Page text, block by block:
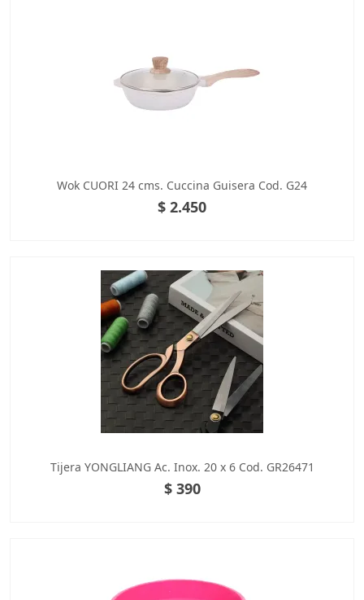
Wok CUORI 24 cms. Cuccina Guisera Cod. G24
$ 2.450
Tijera YONGLIANG Ac. Inox. 20 x 6 Cod. GR26471
$ 390